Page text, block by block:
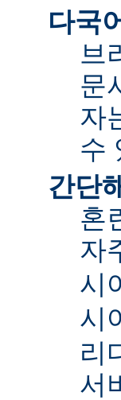
다국
브
문
자
수
간단
혼
자
시
시
리
서